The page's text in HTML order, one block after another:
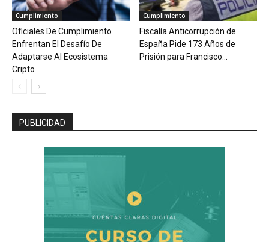
Cumplimiento
Oficiales De Cumplimiento
Enfrentan El Desafío De
Adaptarse Al Ecosistema
Cripto
Cumplimiento
Fiscalía Anticorrupción de
España Pide 173 Años de
Prisión para Francisco...
PUBLICIDAD